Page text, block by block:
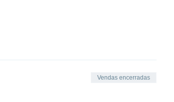
Vendas encerradas